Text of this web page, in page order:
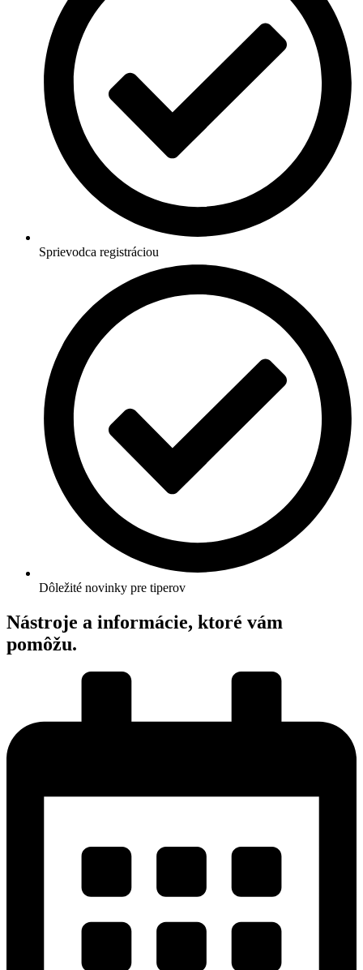
Sprievodca registráciou
Dôležité novinky pre tiperov
Nástroje a informácie, ktoré vám
pomôžu.